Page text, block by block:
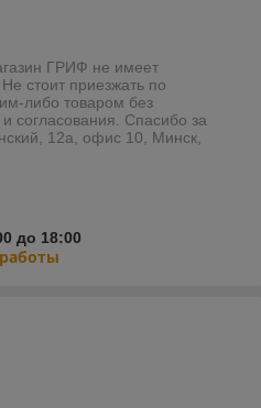
ГРИФ не имеет
стоит приезжать по
либо товаром без
согласования. Спасибо за
12а, офис 10, Минск,
до 18:00